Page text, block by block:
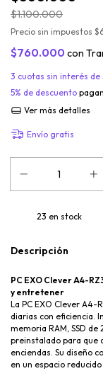
$1.100.000
Precio sin impuestos
$760.000 con
3 cuotas sin interés de
5% de descuento
Ver más detalles
Envío gratis
23 en stock
Descripción
PC EXO Clever A4-
y entretener
La PC EXO Clever A4-
diarias con eficiencia.
memoria RAM, SSD de
preinstalado para que
enciendas. Su diseño
en un espacio